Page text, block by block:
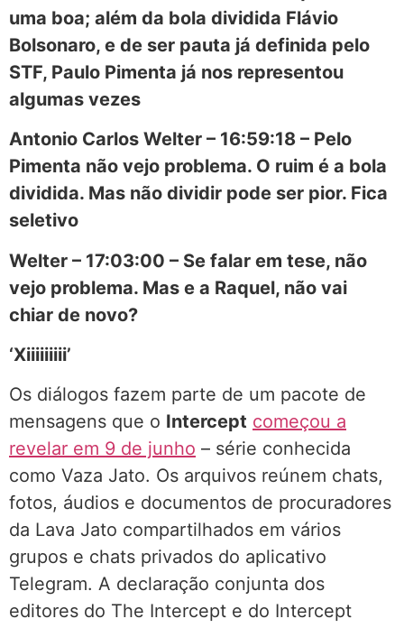
uma boa; além da bola dividida Flávio
Bolsonaro, e de ser pauta já definida pelo
STF, Paulo Pimenta já nos representou
algumas vezes
Antonio Carlos Welter – 16:59:18 – Pelo
Pimenta não vejo problema. O ruim é a bola
dividida. Mas não dividir pode ser pior. Fica
seletivo
Welter – 17:03:00 – Se falar em tese, não
vejo problema. Mas e a Raquel, não vai
chiar de novo?
‘Xiiiiiiiii’
Os diálogos fazem parte de um pacote de
mensagens que o Intercept começou a
revelar em 9 de junho – série conhecida
como Vaza Jato. Os arquivos reúnem chats,
fotos, áudios e documentos de procuradores
da Lava Jato compartilhados em vários
grupos e chats privados do aplicativo
Telegram. A declaração conjunta dos
editores do The Intercept e do Intercept